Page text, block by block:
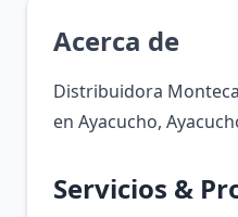
Acerca de
Distribuidora
en Ayacucho,
Servicios &